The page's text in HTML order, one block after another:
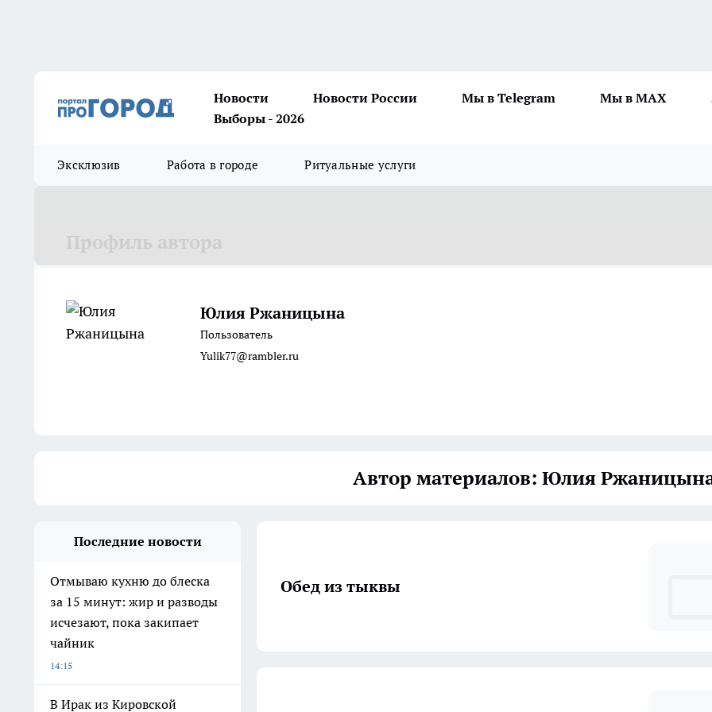
Новости Новости России Мы в Telegram Мы в MAX
Выборы - 2026
Эксклюзив Работа в городе Ритуальные услуги
Юлия Ржаницына
Пользователь
Yulik77@rambler.ru
Автор материалов: Юлия
Последние новости
Отмываю кухню до блеска
за 15 минут: жир и разводы
исчезают, пока закипает
чайник
14:15
В Ирак из Кировской
Обед из тыквы